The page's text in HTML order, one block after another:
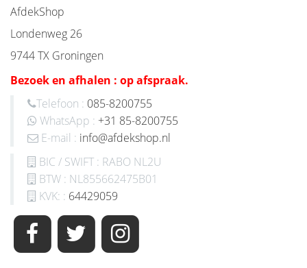
AfdekShop
Londenweg 26
9744 TX Groningen
Bezoek en afhalen : op afspraak.
Telefoon : 085-8200755
WhatsApp : +31 85-8200755
E-mail : info@afdekshop.nl
BIC / SWIFT : RABO NL2U
BTW : NL855662475B01
KVK: : 64429059